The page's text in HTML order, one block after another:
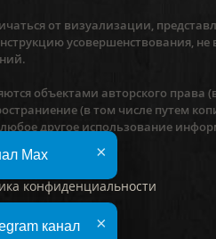
от визуализации,
усовершенствования,
объектами авторского права
(в том числе путем
другое использование
конфиденциальности
×
канал
×
Max